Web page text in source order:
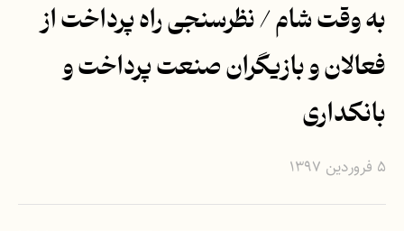
به وقت شام / نظرسنجی راه پرداخت از
فعالان و بازیگران صنعت پرداخت و
بانکداری
۵ فروردین ۱۳۹۷